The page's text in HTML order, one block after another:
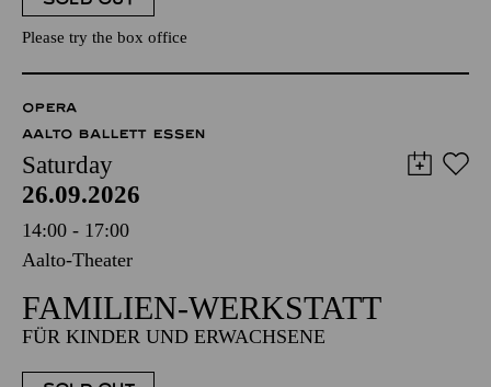
Please try the box office
OPERA
AALTO BALLETT ESSEN
Saturday
26.09.2026
14:00 - 17:00
Aalto-Theater
FAMILIEN-WERKSTATT
FÜR KINDER UND ERWACHSENE